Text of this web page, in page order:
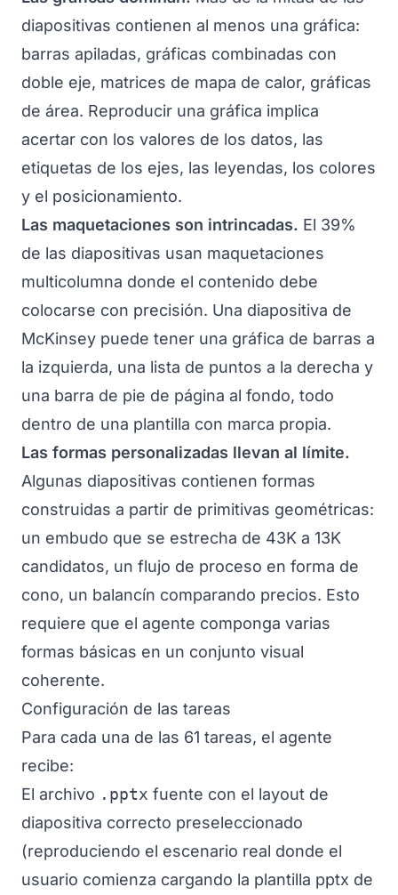
diapositivas contienen al menos una gráfica:
barras apiladas, gráficas combinadas con
doble eje, matrices de mapa de calor, gráficas
de área. Reproducir una gráfica implica
acertar con los valores de los datos, las
etiquetas de los ejes, las leyendas, los colores
y el posicionamiento.
Las maquetaciones son intrincadas. El 39%
de las diapositivas usan maquetaciones
multicolumna donde el contenido debe
colocarse con precisión. Una diapositiva de
McKinsey puede tener una gráfica de barras a
la izquierda, una lista de puntos a la derecha y
una barra de pie de página al fondo, todo
dentro de una plantilla con marca propia.
Las formas personalizadas llevan al límite.
Algunas diapositivas contienen formas
construidas a partir de primitivas geométricas:
un embudo que se estrecha de 43K a 13K
candidatos, un flujo de proceso en forma de
cono, un balancín comparando precios. Esto
requiere que el agente componga varias
formas básicas en un conjunto visual
coherente.
Configuración de las tareas
Para cada una de las 61 tareas, el agente
recibe:
El archivo .pptx fuente con el layout de
diapositiva correcto preseleccionado
(reproduciendo el escenario real donde el
usuario comienza cargando la plantilla pptx de